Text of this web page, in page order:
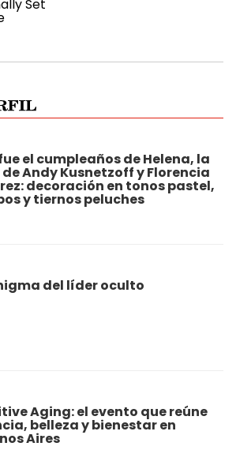
el cumpleaños de Helena, la
Andy Kusnetzoff y Florencia
decoración en tonos pastel,
y tiernos peluches
del líder oculto
Aging: el evento que reúne
belleza y bienestar en
Aires